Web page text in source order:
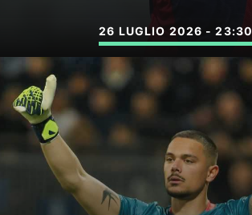
26 LUGLIO 2026 - 23:30